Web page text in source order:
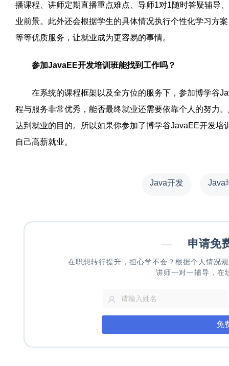
播课程、讲师定期直播重点难点、导师1对1随时答疑辅导
业前景。此外还会根据学生的具体情况执行个性化学习方
等等优质服务，让就业成为更容易的事情。
参加JavaEE开发培训班能找到工作吗？
在系统的课程框架以及全方位的服务下，参加博学谷
程与服务非常优秀，能否最终就业还需要依靠个人的努力
达到就业的目的。所以如果你参加了博学谷JavaEE开发
自己高薪就业。
Java开发 Java
— 申请免
在职想转行提升，担心学不会？根据个人情况
讲师一对一辅导，在
免